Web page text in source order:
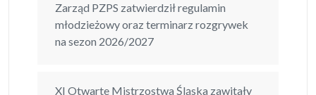
Zarząd PZPS zatwierdził regulamin
młodzieżowy oraz terminarz rozgrywek
na sezon 2026/2027
XI Otwarte Mistrzostwa Śląska zawitały